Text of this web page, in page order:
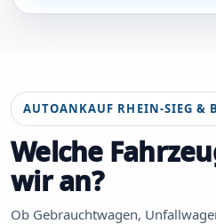
AUTOANKAUF RHEIN-SIEG &
Welche
wir an?
Ob Gebrauchtwagen,